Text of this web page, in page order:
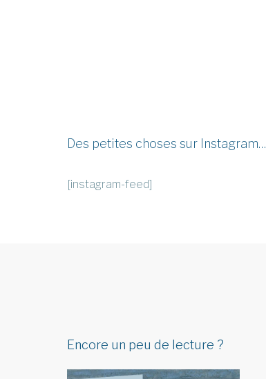
Des petites choses sur Instagram…
[instagram-feed]
Encore un peu de lecture ?